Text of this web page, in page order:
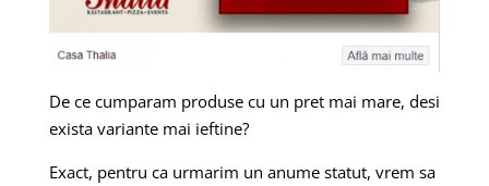
De ce cumparam produse cu un pret mai mare, desi
exista variante mai ieftine?
Exact, pentru ca urmarim un anume statut, vrem sa